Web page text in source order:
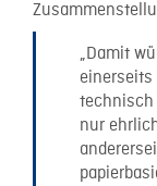
„Damit
technisch
nur